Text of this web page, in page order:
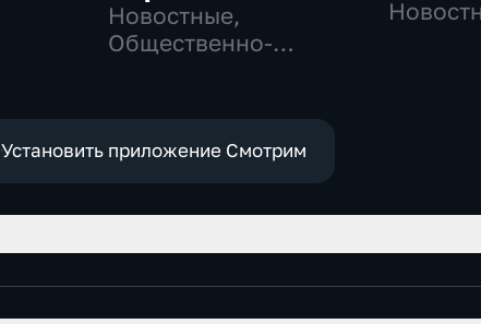
Новостные,
Общественно-
Установить приложение Смотрим